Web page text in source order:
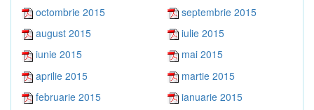
octombrie 2015
septembrie 2015
august 2015
iulie 2015
iunie 2015
mai 2015
aprilie 2015
martie 2015
februarie 2015
ianuarie 2015